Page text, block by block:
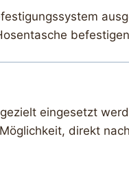
eingesetzt
direkt